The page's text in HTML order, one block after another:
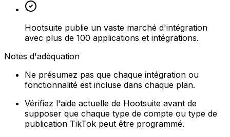
Hootsuite publie un vaste marché d'intégration
avec plus de 100 applications et intégrations.
Notes d'adéquation
Ne présumez pas que chaque intégration ou
fonctionnalité est incluse dans chaque plan.
Vérifiez l'aide actuelle de Hootsuite avant de
supposer que chaque type de compte ou type de
publication TikTok peut être programmé.